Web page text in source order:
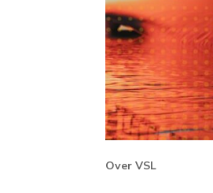
Over VSL